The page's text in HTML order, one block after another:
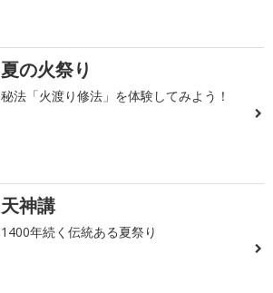
夏の火祭り
秘法「火渡り修法」を体験してみよう！
天神講
1400年続く伝統ある夏祭り